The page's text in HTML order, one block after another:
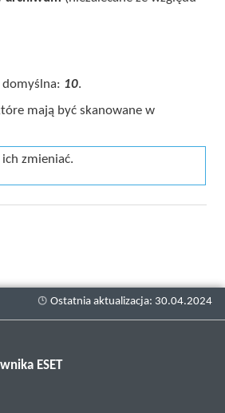
domyślna: 10.
mają być skanowane w
zmieniać.
ESET